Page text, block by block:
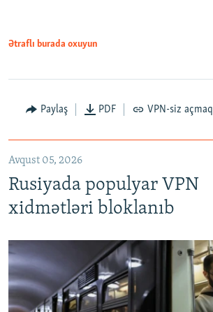
Ətraflı burada oxuyun
Paylaş PDF VPN-siz açmaq
Avqust 05, 2026
Rusiyada populyar VPN
xidmətləri bloklanıb